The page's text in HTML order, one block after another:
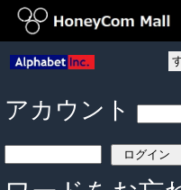
アカウント